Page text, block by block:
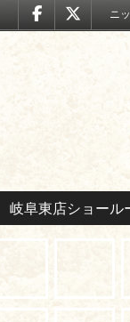
ニ
岐阜東店ショール